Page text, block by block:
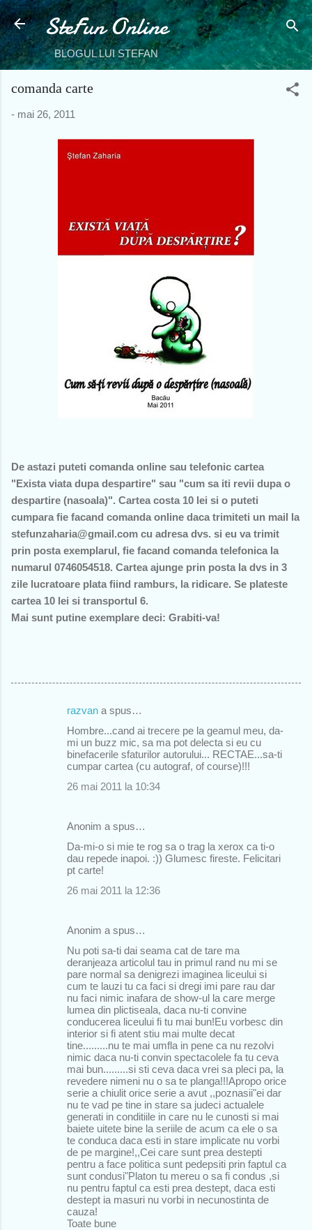
Treceți la conținutul principal
SteFun Online
BLOGUL LUI STEFAN
comanda carte
- mai 26, 2011
De astazi puteti comanda online sau telefonic cartea
"Exista viata dupa despartire" sau "cum sa iti revii dupa o
despartire (nasoala)". Cartea costa 10 lei si o puteti
cumpara fie facand comanda online daca trimiteti un mail la
stefunzaharia@gmail.com cu adresa dvs. si eu va trimit
prin posta exemplarul, fie facand comanda telefonica la
numarul 0746054518. Cartea ajunge prin posta la dvs in 3
zile lucratoare plata fiind ramburs, la ridicare. Se plateste
cartea 10 lei si transportul 6.
Mai sunt putine exemplare deci: Grabiti-va!
razvan a spus…
Hombre...cand ai trecere pe la geamul meu, da-
mi un buzz mic, sa ma pot delecta si eu cu
binefacerile sfaturilor autorului... RECTAE...sa-ti
cumpar cartea (cu autograf, of course)!!!
26 mai 2011 la 10:34
Anonim a spus…
Da-mi-o si mie te rog sa o trag la xerox ca ti-o
dau repede inapoi. :)) Glumesc fireste. Felicitari
pt carte!
26 mai 2011 la 12:36
Anonim a spus…
Nu poti sa-ti dai seama cat de tare ma
deranjeaza articolul tau in primul rand nu mi se
pare normal sa denigrezi imaginea liceului si
cum te lauzi tu ca faci si dregi imi pare rau dar
nu faci nimic inafara de show-ul la care merge
lumea din plictiseala, daca nu-ti convine
conducerea liceului fi tu mai bun!Eu vorbesc din
interior si fi atent stiu mai multe decat
tine.........nu te mai umfla in pene ca nu rezolvi
nimic daca nu-ti convin spectacolele fa tu ceva
mai bun.........si sti ceva daca vrei sa pleci pa, la
revedere nimeni nu o sa te planga!!!Apropo orice
serie a chiulit orice serie a avut ,,poznasii"ei dar
nu te vad pe tine in stare sa judeci actualele
generati in conditiile in care nu le cunosti si mai
baiete uitete bine la seriile de acum ca ele o sa
te conduca daca esti in stare implicate nu vorbi
de pe margine!,,Cei care sunt prea destepti
pentru a face politica sunt pedepsiti prin faptul ca
sunt condusi"Platon tu mereu o sa fi condus ,si
nu pentru faptul ca esti prea destept, daca esti
destept ia masuri nu vorbi in necunostinta de
cauza!
Toate bune